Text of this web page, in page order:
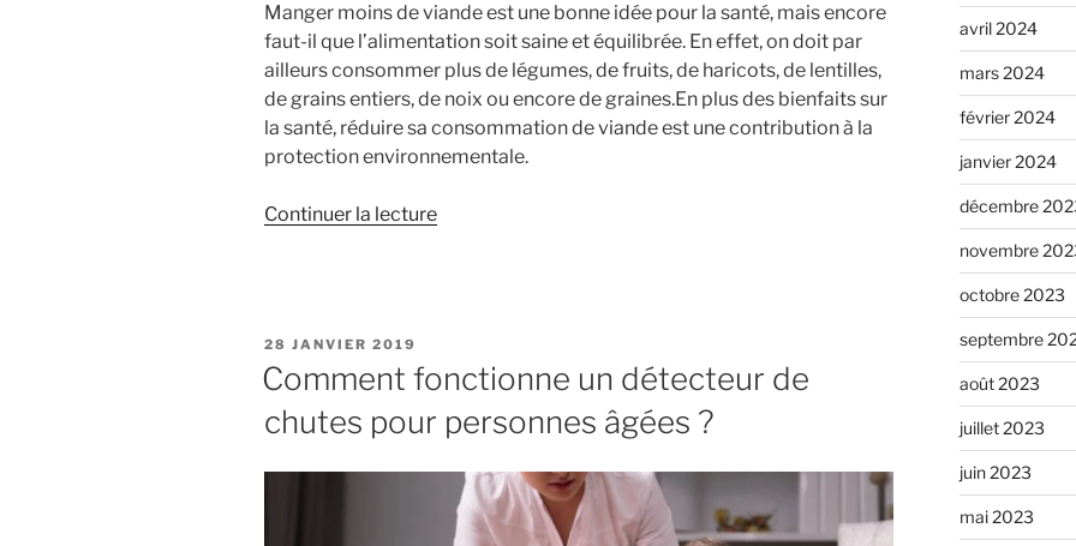
Manger moins de viande est une bonne idée pour la santé, mais encore
faut-il que l’alimentation soit saine et équilibrée. En effet, on doit par
ailleurs consommer plus de légumes, de fruits, de haricots, de lentilles,
de grains entiers, de noix ou encore de graines.En plus des bienfaits sur
la santé, réduire sa consommation de viande est une contribution à la
protection environnementale.
Continuer la lecturede
de
baisser
la
consommation
de
viande
PUBLIÉ
LE
28 JANVIER 2019
Comment fonctionne un détecteur de
chutes pour personnes âgées ?
avril 2024
mars 2024
février 2024
janvier 2024
décembre
novembre
octobre 2023
septembre
août 2023
juillet 2023
juin 2023
mai 2023